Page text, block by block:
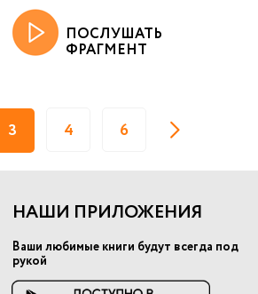
ПОСЛУШАТЬ
ФРАГМЕНТ
3 4 6
НАШИ ПРИЛОЖЕНИЯ
Ваши любимые книги будут всегда под
рукой